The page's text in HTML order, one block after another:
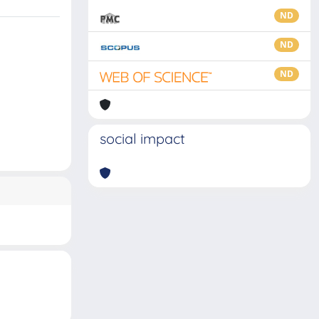
ND
ND
ND
social impact